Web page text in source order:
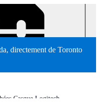
directement de Toronto
Casque Logitech